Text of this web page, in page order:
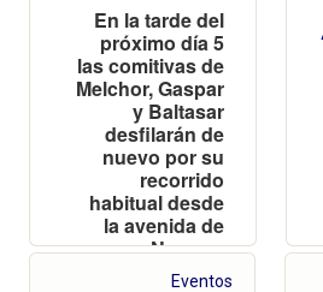
En la tarde del
próximo día 5
las comitivas de
Melchor, Gaspar
y Baltasar
desfilarán de
nuevo por su
recorrido
habitual desde
la avenida de
Navarro
Reverter
Eventos